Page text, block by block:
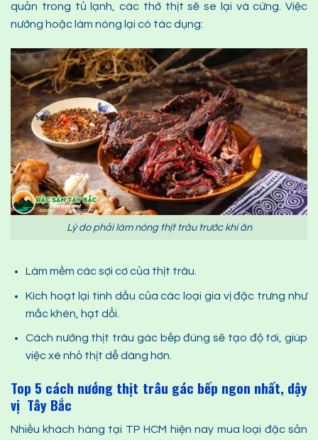
quản trong tủ lạnh, các thớ thịt sẽ se lại và cứng. Việc
nướng hoặc làm nóng lại có tác dụng:
Lý do phải làm nóng thịt trâu trước khi ăn
Làm mềm các sợi cơ của thịt trâu.
Kích hoạt lại tinh dầu của các loại gia vị đặc trưng như
mắc khén, hạt dổi.
Cách nướng thịt trâu gác bếp đúng sẽ tạo độ tơi, giúp
việc xé nhỏ thịt dễ dàng hơn.
Top 5 cách nướng thịt trâu gác bếp ngon nhất, dậy
vị Tây Bắc
Nhiều khách hàng tại TP HCM hiện nay mua loại đặc sản